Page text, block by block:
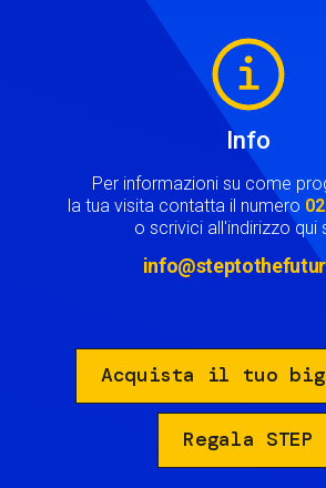
Info
Per informazioni su come
la tua visita contatta il numero
o scrivici all'indirizzo qui
Acquista il tuo
Regala STEP